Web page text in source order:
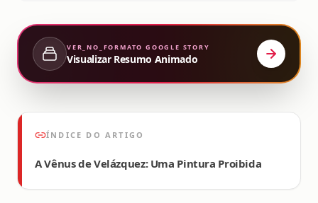
VER_NO_FORMATO GOOGLE STORY
Visualizar Resumo Animado
ÍNDICE DO ARTIGO
A Vênus de Velázquez: Uma Pintura Proibida